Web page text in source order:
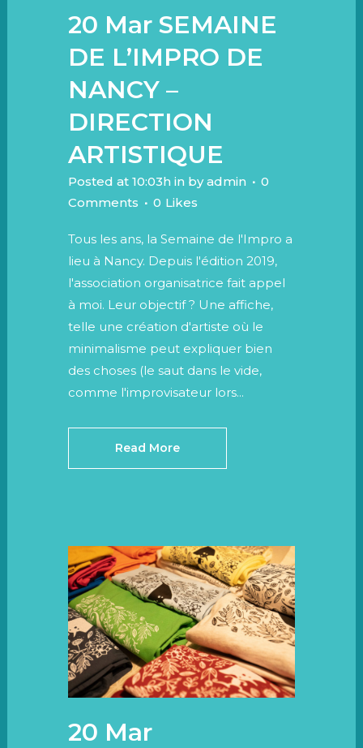
20 Mar SEMAINE
DE L’IMPRO DE
NANCY –
DIRECTION
ARTISTIQUE
Posted at 10:03h in byadmin
0
Comments
0 Likes
Tous les ans, la Semaine de l'Impro a
lieu à Nancy. Depuis l'édition 2019,
l'association organisatrice fait appel
à moi. Leur objectif ? Une affiche,
telle une création d'artiste où le
minimalisme peut expliquer bien
des choses (le saut dans le vide,
comme l'improvisateur lors...
Read More
20 Mar